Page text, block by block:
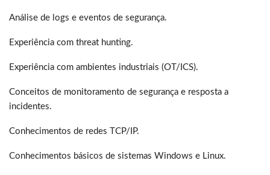
Análise de logs e eventos de segurança.
Experiência com threat hunting.
Experiência com ambientes industriais (OT/ICS).
Conceitos de monitoramento de segurança e resposta a
incidentes.
Conhecimentos de redes TCP/IP.
Conhecimentos básicos de sistemas Windows e Linux.